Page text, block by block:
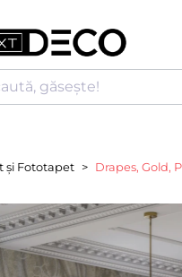
găsește!
și Fototapet Drapes, Gold,